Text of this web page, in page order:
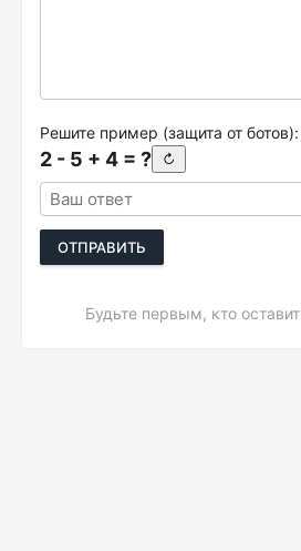
Решите пример (защита от ботов):
2 - 5 + 4 = ? ↻
ОТПРАВИТЬ
Будьте первым, кто